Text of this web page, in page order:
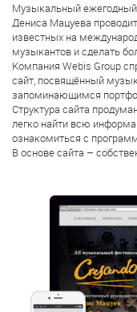
Музыкальный ежегодный
Дениса Мацуева
известных на
музыкантов и сделать
Компания Webis Group
сайт, посвящённый
запоминающимся
Структура сайта
легко найти всю
ознакомиться с
В основе сайта –